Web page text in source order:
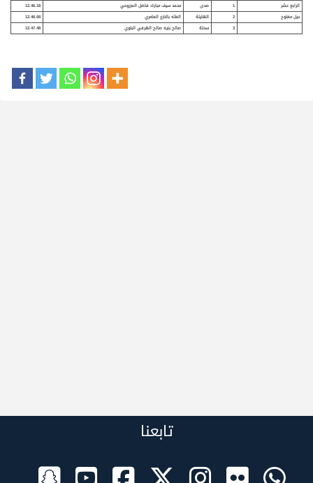
الرابع عشر 1 صدى محمد سيف مبارك فاضل المزروعي
12.46.18
حيل مفتوح
2 الهايلة العثه بالخزع العامري
12.46.68
3
سحلة صالح بنيه صالح الهرفي البلوي 12.47.48
تابعنا